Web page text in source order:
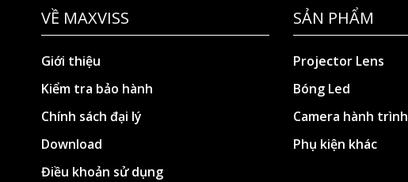
VỀ MAXVISS
Giới thiệu
Kiểm tra bảo hành
Chính sách đại lý
Download
Điều khoản sử dụng
SẢN PHẨM
Projector Lens
Bóng Led
Camera hành trình
Phụ kiện khác